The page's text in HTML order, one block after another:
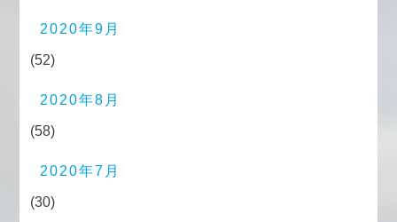
2020年9月
(52)
2020年8月
(58)
2020年7月
(30)